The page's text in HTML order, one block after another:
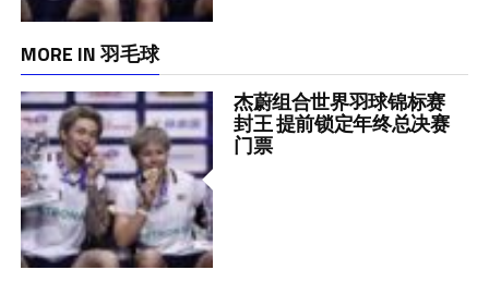
MORE IN 羽毛球
杰蔚组合世界羽球锦标赛
封王 提前锁定年终总决赛
门票